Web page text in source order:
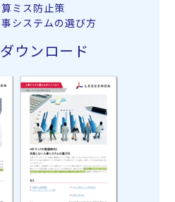
ミス防止策
システムの選び方
ウンロード